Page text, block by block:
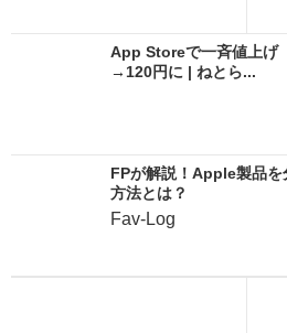
App Storeで一斉値上げ
→120円に | ねとら...
FPが解説！Apple製品を
方法とは？
Fav-Log